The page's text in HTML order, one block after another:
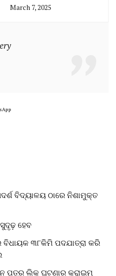
March 7, 2025
ବିଦ୍ୟାଳୟ ଠାରେ ନିଶାମୁକ୍ତ
ହେବ
ବିଧାୟକ ୩୮କିମି ପଦଯାତ୍ରା କରି
ପତ୍ର ଲିକ୍ ଘଟଣାର କ୍ରାଇମ୍